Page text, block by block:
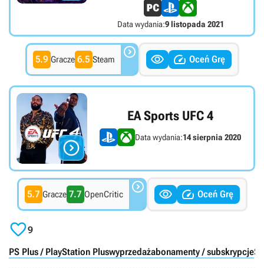
Data wydania:9 listopada 2021
5.9 Gracze 6.5 Steam    Oceń Grę

EA Sports UFC 4
Data wydania:14 sierpnia 2020
5.7 Gracze 7.7 OpenCritic    Oceń Grę
9
PS Plus / PlayStation Pluswyprzedażabonamenty / subskrypcje